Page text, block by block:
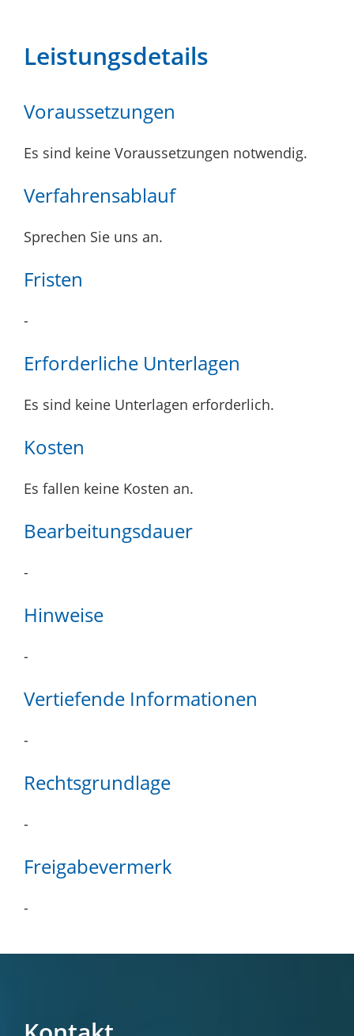
Leistungsdetails
Voraussetzungen
Es sind keine Voraussetzungen notwendig.
Verfahrensablauf
Sprechen Sie uns an.
Fristen
-
Erforderliche Unterlagen
Es sind keine Unterlagen erforderlich.
Kosten
Es fallen keine Kosten an.
Bearbeitungsdauer
-
Hinweise
-
Vertiefende Informationen
-
Rechtsgrundlage
-
Freigabevermerk
-